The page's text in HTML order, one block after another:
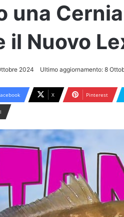
una
il Nuovo
2024 Ultimo aggiornamento: 8
X Pinterest